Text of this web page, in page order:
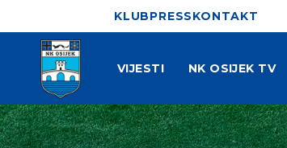
KLUBPRESSKONTAKT
VIJESTI NK OSIJEK TV